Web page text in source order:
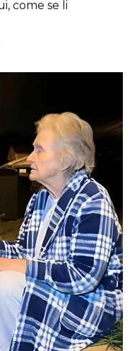
come se li